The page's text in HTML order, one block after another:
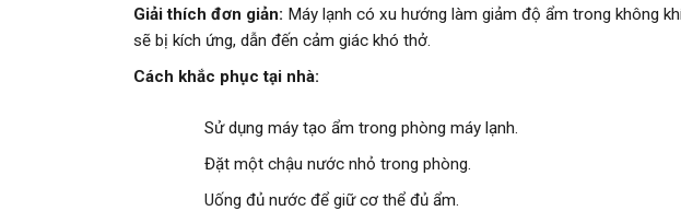
Giải thích đơn giản: Máy lạnh có xu hướng làm giảm độ ẩm trong không
sẽ bị kích ứng, dẫn đến cảm giác khó thở.
Cách khắc phục tại nhà:
Sử dụng máy tạo ẩm trong phòng máy lạnh.
Đặt một chậu nước nhỏ trong phòng.
Uống đủ nước để giữ cơ thể đủ ẩm.